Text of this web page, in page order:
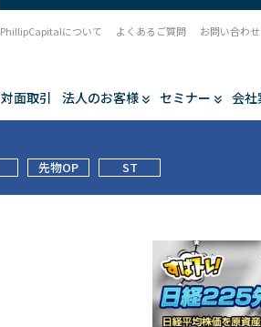
対面取引 法人のお客様 セミナー 会社
PhillipCapitalについて よくあるご質問
お問い合わせ
先物OP ST